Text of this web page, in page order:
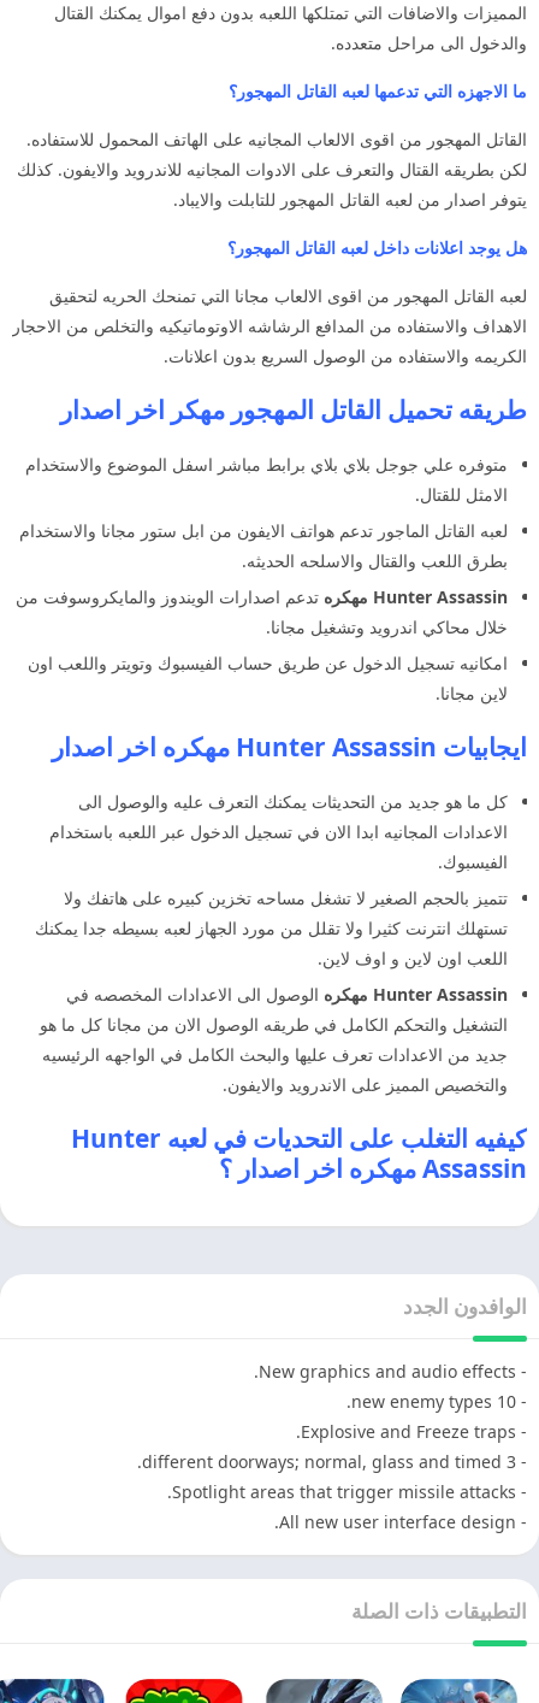
المميزات والاضافات التي تمتلكها اللعبه بدون دفع اموال يمكنك القتال
والدخول الى مراحل متعدده.
ما الاجهزه التي تدعمها لعبه القاتل المهجور؟
القاتل المهجور من اقوى الالعاب المجانيه على الهاتف المحمول للاستفاده.
لكن بطريقه القتال والتعرف على الادوات المجانيه للاندرويد والايفون. كذلك
يتوفر اصدار من لعبه القاتل المهجور للتابلت والايباد.
هل يوجد اعلانات داخل لعبه القاتل المهجور؟
لعبه القاتل المهجور من اقوى الالعاب مجانا التي تمنحك الحريه لتحقيق
الاهداف والاستفاده من المدافع الرشاشه الاوتوماتيكيه والتخلص من الاحجار
الكريمه والاستفاده من الوصول السريع بدون اعلانات.
طريقه تحميل القاتل المهجور مهكر اخر اصدار
متوفره علي جوجل بلاي بلاي برابط مباشر اسفل الموضوع والاستخدام
الامثل للقتال.
لعبه القاتل الماجور تدعم هواتف الايفون من ابل ستور مجانا والاستخدام
بطرق اللعب والقتال والاسلحه الحديثه.
Hunter Assassin مهكره
تدعم اصدارات الويندوز والمايكروسوفت من
خلال محاكي اندرويد وتشغيل مجانا.
امكانيه تسجيل الدخول عن طريق حساب الفيسبوك وتويتر واللعب اون
لاين مجانا.
ايجابيات Hunter Assassin مهكره اخر اصدار
كل ما هو جديد من التحديثات يمكنك التعرف عليه والوصول الى
الاعدادات المجانيه ابدا الان في تسجيل الدخول عبر اللعبه باستخدام
الفيسبوك.
تتميز بالحجم الصغير لا تشغل مساحه تخزين كبيره على هاتفك ولا
تستهلك انترنت كثيرا ولا تقلل من مورد الجهاز لعبه بسيطه جدا يمكنك
اللعب اون لاين و اوف لاين.
Hunter Assassin مهكره
الوصول الى الاعدادات المخصصه في
التشغيل والتحكم الكامل في طريقه الوصول الان من مجانا كل ما هو
جديد من الاعدادات تعرف عليها والبحث الكامل في الواجهه الرئيسيه
والتخصيص المميز على الاندرويد والايفون.
كيفيه التغلب على التحديات في لعبه Hunter
Assassin مهكره اخر اصدار ؟
الوافدون الجدد
- New graphics and audio effects.
- 10 new enemy types.
- Explosive and Freeze traps.
- 3 different doorways; normal, glass and timed.
- Spotlight areas that trigger missile attacks.
- All new user interface design.
التطبيقات ذات الصلة